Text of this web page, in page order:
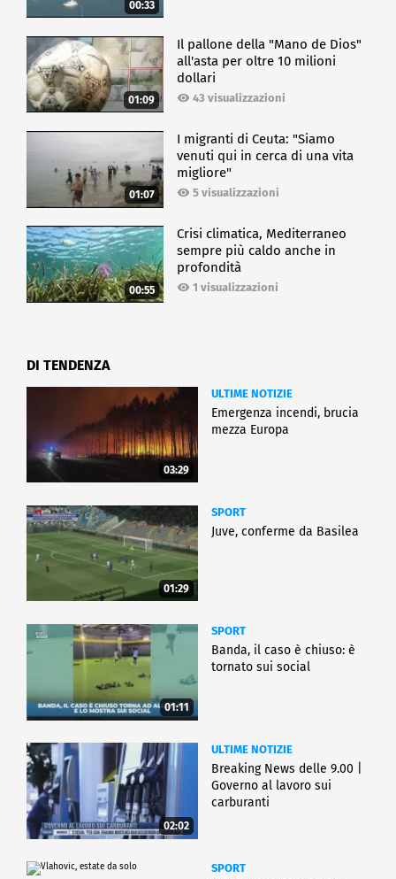
00:33
01:09
Il pallone della "Mano de Dios"
all'asta per oltre 10 milioni
dollari
43 visualizzazioni
01:07
I migranti di Ceuta: "Siamo
venuti qui in cerca di una vita
migliore"
5 visualizzazioni
00:55
Crisi climatica, Mediterraneo
sempre più caldo anche in
profondità
1 visualizzazioni
DI TENDENZA
03:29
ULTIME NOTIZIE
Emergenza incendi, brucia
mezza Europa
01:29
SPORT
Juve, conferme da Basilea
01:11
SPORT
Banda, il caso è chiuso: è
tornato sui social
02:02
ULTIME NOTIZIE
Breaking News delle 9.00 |
Governo al lavoro sui
carburanti
SPORT